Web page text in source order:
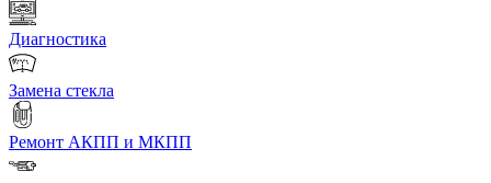
Диагностика
Замена стекла
Ремонт АКПП и МКПП